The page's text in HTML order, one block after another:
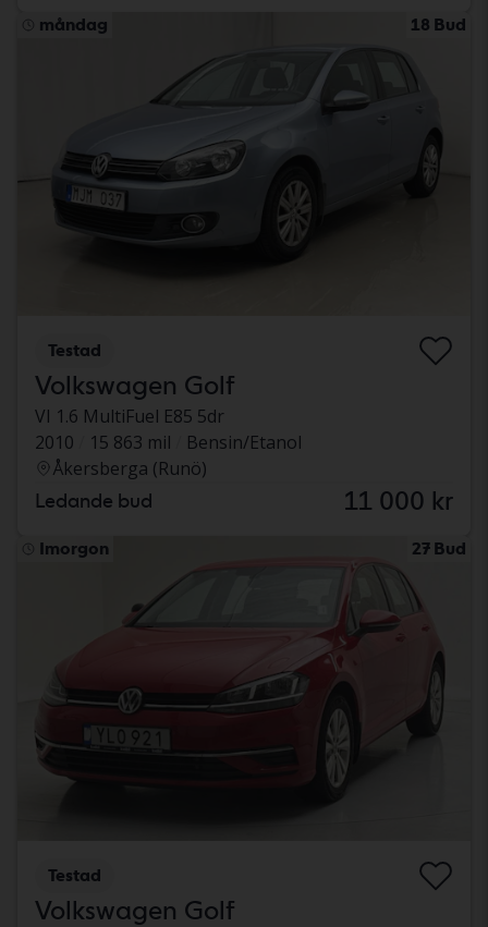
måndag 18 Bud
Testad
Volkswagen Golf
VI 1.6 MultiFuel E85 5dr
2010
15 863 mil
Bensin/Etanol
Åkersberga (Runö)
Ledande bud 11 000 kr
Imorgon 27 Bud
Testad
Volkswagen Golf